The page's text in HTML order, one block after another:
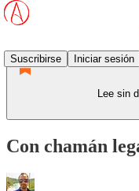
Suscribirse
Iniciar sesión
Lee sin
Con chamán